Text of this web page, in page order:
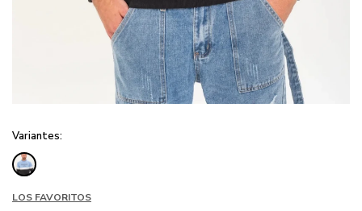
LOS FAVORITOS
Variantes: